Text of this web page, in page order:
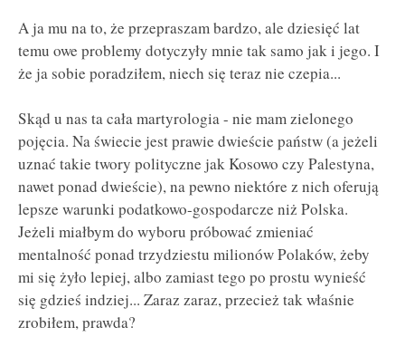
A ja mu na to, że przepraszam bardzo, ale dziesięć lat
temu owe problemy dotyczyły mnie tak samo jak i jego. I
że ja sobie poradziłem, niech się teraz nie czepia...
Skąd u nas ta cała martyrologia - nie mam zielonego
pojęcia. Na świecie jest prawie dwieście państw (a jeżeli
uznać takie twory polityczne jak Kosowo czy Palestyna,
nawet ponad dwieście), na pewno niektóre z nich oferują
lepsze warunki podatkowo-gospodarcze niż Polska.
Jeżeli miałbym do wyboru próbować zmieniać
mentalność ponad trzydziestu milionów Polaków, żeby
mi się żyło lepiej, albo zamiast tego po prostu wynieść
się gdzieś indziej... Zaraz zaraz, przecież tak właśnie
zrobiłem, prawda?